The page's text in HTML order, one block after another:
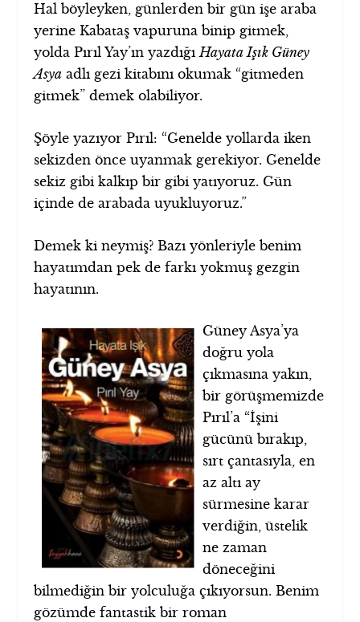
Hal böyleyken, günlerden bir gün işe araba
yerine Kabataş vapuruna binip gitmek,
yolda Pırıl Yay’ın yazdığıHayata Işık Güney
Asya adlı gezi kitabını okumak “gitmeden
gitmek” demek olabiliyor.
Şöyle yazıyor Pırıl: “Genelde yollarda iken
sekizden önce uyanmak gerekiyor. Genelde
sekiz gibi kalkıp bir gibi yatıyoruz. Gün
içinde de arabada uyukluyoruz.”
Demek ki neymiş? Bazı yönleriyle benim
hayatımdan pek de farkı yokmuş gezgin
hayatının.
Güney Asya’ya
doğru yola
çıkmasına yakın,
bir görüşmemizde
Pırıl’a “İşini
gücünü bırakıp,
sırt çantasıyla, en
az altı ay
sürmesine karar
verdiğin, üstelik
ne zaman
döneceğini
bilmediğin bir yolculuğa çıkıyorsun. Benim
gözümde fantastik bir roman